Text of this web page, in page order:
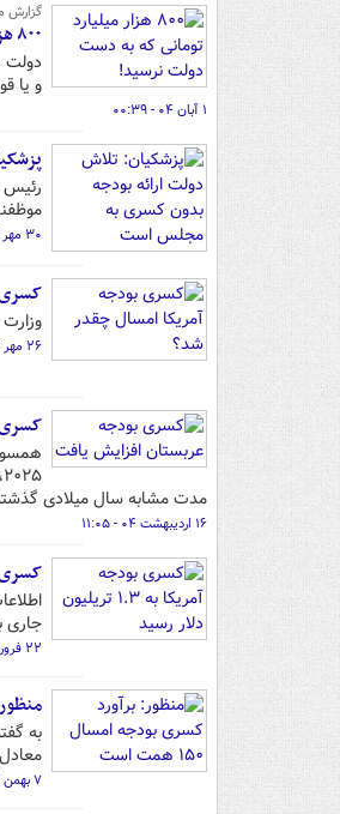
۸۰۰ هزار میلیارد تومانی که به دست دولت نرسید!
دولت
و یا
۱ آبان ۰۴ - ۰۰:۳۹
رئیس
۳۰ مهر ۰۴ - ۱۸:۱۳
کسری
وزارت
۲۶ مهر ۰۴ - ۰۶:۲۴
کسری
مدت مشابه سال میلادی
۱۶ اردیبهشت ۰۴ - ۱۱:۰۵
کسری
جاری به ۱.۳۰۷ تریلیون
۲۲ فروردین ۰۴ - ۱۳:۳۶
منظور:
معادل ۱۵۰ هزار میلیارد تومان است.
۷ بهمن ۰۳ - ۱۶:۲۲